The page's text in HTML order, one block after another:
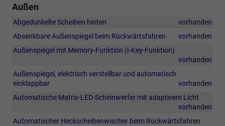
Außen
Abgedunkelte Scheiben hinten
vorhanden
Absenkbare Außenspiegel beim Rückwärtsfahren
vorhanden
Außenspiegel mit Memory-Funktion (I-Key-Funktion)
vorhanden
Außenspiegel, elektrisch verstellbar und automatisch
einklappbar
vorhanden
Automatische Matrix-LED-Scheinwerfer mit adaptivem Licht
vorhanden
Automatischer Heckscheibenwischer beim Rückwärtsfahren